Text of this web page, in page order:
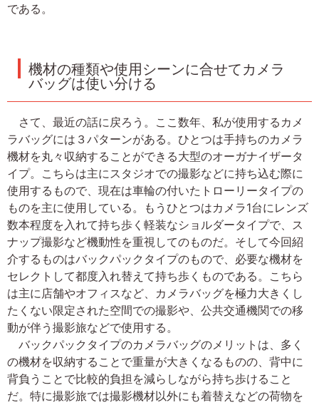
である。
機材の種類や使用シーンに合せてカメラ
バッグは使い分ける
さて、最近の話に戻ろう。ここ数年、私が使用するカメ
ラバッグには３パターンがある。ひとつは手持ちのカメラ
機材を丸々収納することができる大型のオーガナイザータ
イプ。こちらは主にスタジオでの撮影などに持ち込む際に
使用するもので、現在は車輪の付いたトローリータイプの
ものを主に使用している。もうひとつはカメラ1台にレンズ
数本程度を入れて持ち歩く軽装なショルダータイプで、ス
ナップ撮影など機動性を重視してのものだ。そして今回紹
介するものはバックパックタイプのもので、必要な機材を
セレクトして都度入れ替えて持ち歩くものである。こちら
は主に店舗やオフィスなど、カメラバッグを極力大きくし
たくない限定された空間での撮影や、公共交通機関での移
動が伴う撮影旅などで使用する。
バックパックタイプのカメラバッグのメリットは、多く
の機材を収納することで重量が大きくなるものの、背中に
背負うことで比較的負担を減らしながら持ち歩けること
だ。特に撮影旅では撮影機材以外にも着替えなどの荷物を